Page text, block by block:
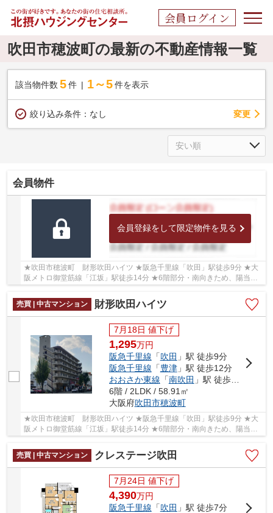
会員ログイン
吹田市穂波町の最新の不動産情報一覧
該当物件数 5件 1～5 件を表示
絞り込み条件： なし 変更
会員物件
会員登録をして限定物件を見る
★吹田市穂波町 財形吹田ハイツ ★阪急千里線「吹田」駅徒歩9分 ★大
阪メトロ御堂筋線「江坂」駅徒歩14分 ★6階部分・南向きため、陽当た
売買 | 中古マンション
財形吹田ハイツ
7月18日 値下げ
1,295万円
阪急千里線 「吹田 」駅 徒歩9分
阪急千里線 「豊津」駅 徒歩12分
おおさか東線 「南吹田 」駅 徒歩15分
6階 / 2LDK / 58.91㎡
大阪府吹田市穂波町
★吹田市穂波町 財形吹田ハイツ ★阪急千里線「吹田」駅徒歩9分 ★大
阪メトロ御堂筋線「江坂」駅徒歩14分 ★6階部分・南向きため、陽当た
売買 | 中古マンション
クレステージ吹田
7月24日 値下げ
4,390万円
阪急千里線 「吹田 」駅 徒歩7分